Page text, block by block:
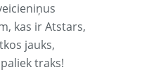
kas ir Atstars,
jauks,
traks!